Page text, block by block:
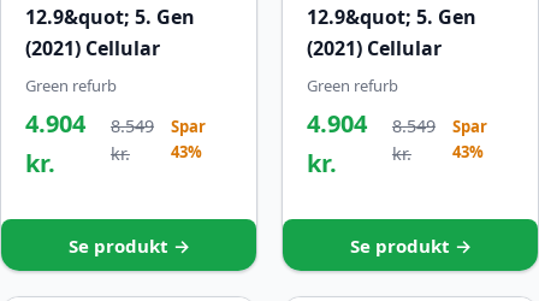
12.9&quot; 5. Gen
(2021) Cellular
Green refurb
4.904
kr.
8.549
kr.
Spar
43%
Se produkt →
12.9&quot; 5. Gen
(2021) Cellular
Green refurb
4.904
kr.
8.549
kr.
Spar
43%
Se produkt →